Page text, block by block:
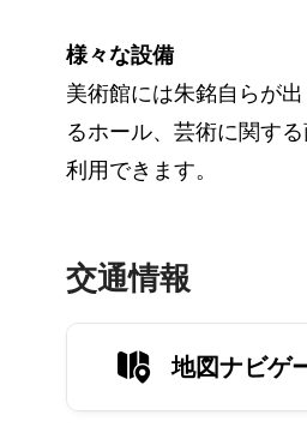
様々な設備
美術館には朱銘自らが
るホール、芸術に関す
利用できます。
交通情報
地図ナビゲ